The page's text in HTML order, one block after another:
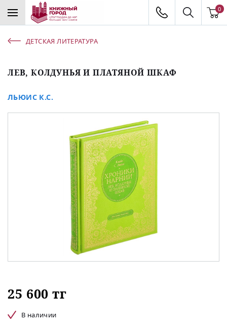
0
ДЕТСКАЯ ЛИТЕРАТУРА
ЛЕВ, КОЛДУНЬЯ И ПЛАТЯНОЙ ШКАФ
ЛЬЮИС К.С.
25 600 тг
В наличии